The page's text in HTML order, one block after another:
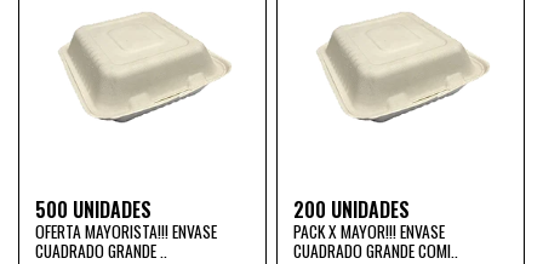
500 UNIDADES
OFERTA MAYORISTA!!! ENVASE
CUADRADO GRANDE ..
200 UNIDADES
PACK X MAYOR!!! ENVASE
CUADRADO GRANDE COMI..